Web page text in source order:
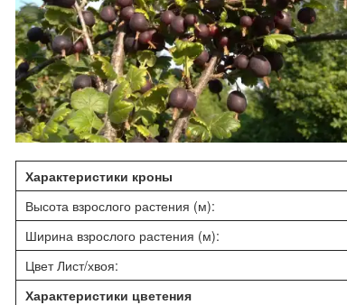
Характеристики кроны
Высота взрослого растения (м):
Ширина взрослого растения (м):
Цвет Лист/хвоя:
Характеристики цветения